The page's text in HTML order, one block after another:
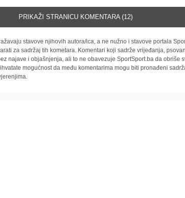
PRIKAŽI STRANICU KOMENTARA (12)
stavove njihovih autora/ica, a ne nužno i stavove portala
za sadržaj tih kometara. Komentari koji sadrže vrijeđanja,
najave i objašnjenja, ali to ne obavezuje SportSport.ba da obriše
mogućnost da među komentarima mogu biti pronađeni